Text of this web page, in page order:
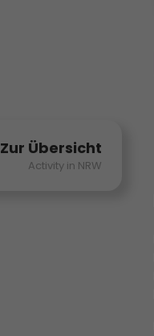
Zur Übersicht
Activity in NRW